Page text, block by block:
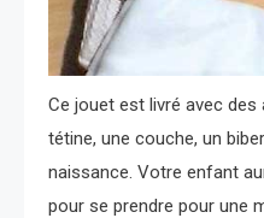
Ce jouet est livré avec
tétine, une couche, un
naissance. Votre enfant
pour se prendre pour une